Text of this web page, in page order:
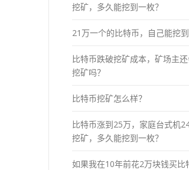
挖矿，多久能挖到一枚？
21万一个的比特币，自己能挖到
比特币跌破挖矿成本，矿场主
挖矿吗？
比特币挖矿怎么样？
比特币涨到25万，家庭台式机
挖矿，多久能挖到一枚？
如果我在10年前花2万块钱买比